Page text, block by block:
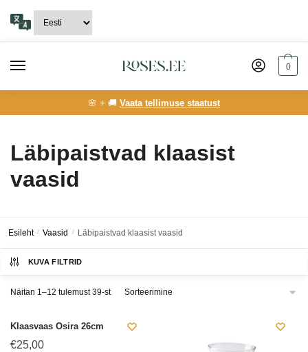
navigation
content
0
🌸 + 🚚 Vaata tellimuse staatust
Läbipaistvad klaasist
vaasid
Esileht / Vaasid / Läbipaistvad klaasist vaasid
KUVA FILTRID
Näitan 1–12 tulemust 39-st
Klaasvaas Osira 26cm
€25,00